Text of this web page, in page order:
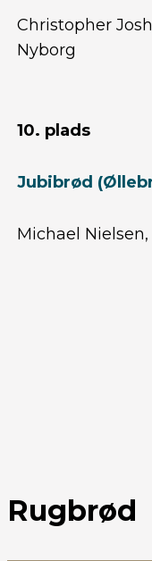
Christopher
Nyborg
10. plads
Jubi­brød
Michael
Rugbrød